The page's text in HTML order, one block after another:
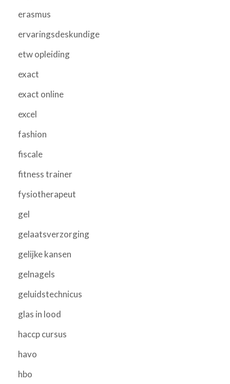
erasmus
ervaringsdeskundige
etw opleiding
exact
exact online
excel
fashion
fiscale
fitness trainer
fysiotherapeut
gel
gelaatsverzorging
gelijke kansen
gelnagels
geluidstechnicus
glas in lood
haccp cursus
havo
hbo